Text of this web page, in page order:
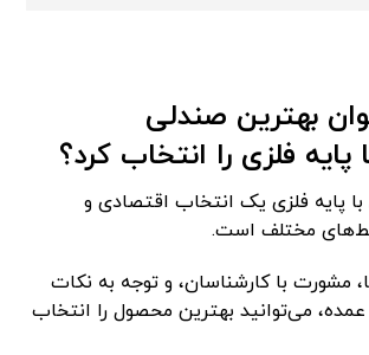
بهترین صندلی
پایه فلزی را انتخاب کرد؟
پایه فلزی یک انتخاب اقتصادی و
مختلف است.
مشورت با کارشناسان، و توجه به نکات
می‌توانید بهترین محصول را انتخاب